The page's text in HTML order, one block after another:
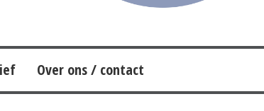
Over ons / contact